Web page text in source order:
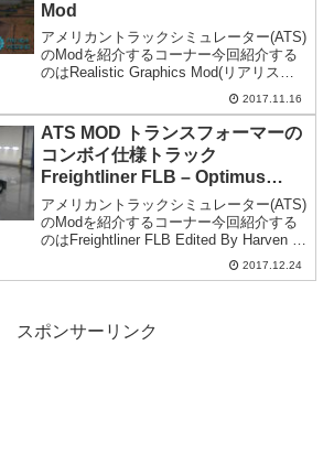
Mod
アメリカントラックシミュレーター(ATS)
のModを紹介するコーナー今回紹介する
のはRealistic Graphics Mod(リアリステ
ィック・グラフィックス)です。Modの導
入は全て自己責任です。万が一何かが起
こっても一切責任は持てま...
2017.11.16
ATS MOD トランスフォーマーの
コンボイ仕様トラック
Freightliner FLB – Optimus
Prime
アメリカントラックシミュレーター(ATS)
のModを紹介するコーナー今回紹介する
のはFreightliner FLB Edited By Harven -
Optimus Prime Skinです。Freightliner
2017.12.24
スポンサーリンク